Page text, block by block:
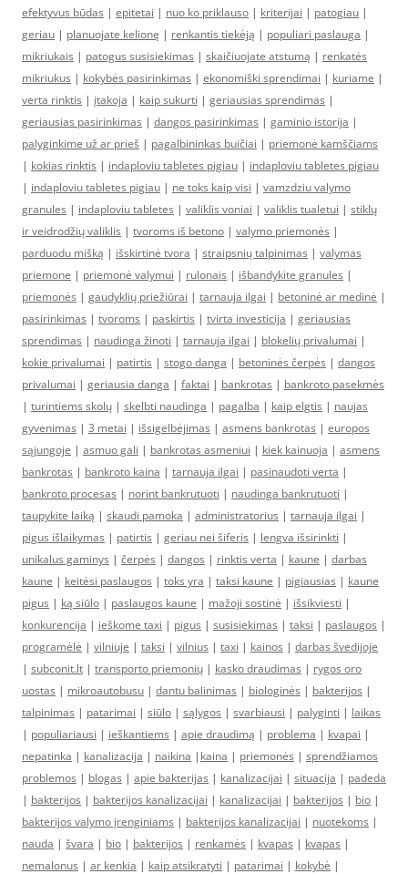
efektyvus būdas | epitetai | nuo ko priklauso | kriterijai | patogiau |
geriau | planuojate kelionę | renkantis tiekėją | populiari paslauga |
mikriukais | patogus susisiekimas | skaičiuojate atstumą | renkatės
mikriukus | kokybės pasirinkimas | ekonomiški sprendimai | kuriame |
verta rinktis | įtakoja | kaip sukurti | geriausias sprendimas |
geriausias pasirinkimas | dangos pasirinkimas | gaminio istorija |
palyginkime už ar prieš | pagalbininkas buičiai | priemonė kamščiams
| kokias rinktis | indaploviu tabletes pigiau | indaploviu tabletes pigiau
| indaploviu tabletes pigiau | ne toks kaip visi | vamzdziu valymo
granules | indaploviu tabletes | valiklis voniai | valiklis tualetui | stiklų
ir veidrodžių valiklis | tvoroms iš betono | valymo priemonės |
parduodu mišką | išskirtinė tvora | straipsnių talpinimas | valymas
priemone | priemonė valymui | rulonais | išbandykite granules |
priemonės | gaudyklių priežiūrai | tarnauja ilgai | betoninė ar medinė |
pasirinkimas | tvoroms | paskirtis | tvirta investicija | geriausias
sprendimas | naudinga žinoti | tarnauja ilgai | blokelių privalumai |
kokie privalumai | patirtis | stogo danga | betoninės čerpės | dangos
privalumai | geriausia danga | faktai | bankrotas | bankroto pasekmės
| turintiems skolų | skelbti naudinga | pagalba | kaip elgtis | naujas
gyvenimas | 3 metai | išsigelbėjimas | asmens bankrotas | europos
sąjungoje | asmuo gali | bankrotas asmeniui | kiek kainuoja | asmens
bankrotas | bankroto kaina | tarnauja ilgai | pasinaudoti verta |
bankroto procesas | norint bankrutuoti | naudinga bankrutuoti |
taupykite laiką | skaudi pamoka | administratorius | tarnauja ilgai |
pigus išlaikymas | patirtis | geriau nei šiferis | lengva išsirinkti |
unikalus gaminys | čerpės | dangos | rinktis verta | kaune | darbas
kaune | keitėsi paslaugos | toks yra | taksi kaune | pigiausias | kaune
pigus | ką siūlo | paslaugos kaune | mažoji sostinė | išsikviesti |
konkurencija | ieškome taxi | pigus | susisiekimas | taksi | paslaugos |
programėlė | vilniuje | taksi | vilnius | taxi | kainos | darbas švedijoje
| subconit.lt | transporto priemonių | kasko draudimas | rygos oro
uostas | mikroautobusu | dantu balinimas | biologinės | bakterijos |
talpinimas | patarimai | siūlo | sąlygos | svarbiausi | palyginti | laikas
| populiariausi | ieškantiems | apie draudimą | problema | kvapai |
nepatinka | kanalizacija | naikina | kaina | priemonės | sprendžiamos
problemos | blogas | apie bakterijas | kanalizacijai | situacija | padeda
| bakterijos | bakterijos kanalizacijai | kanalizacijai | bakterijos | bio |
bakterijos valymo įrenginiams | bakterijos kanalizacijai | nuotekoms |
nauda | švara | bio | bakterijos | renkamės | kvapas | kvapas |
nemalonus | ar kenkia | kaip atsikratyti | patarimai | kokybė |